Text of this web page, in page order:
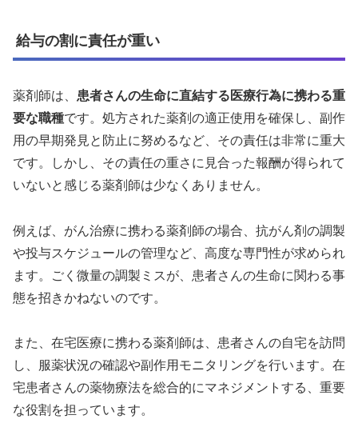
給与の割に責任が重い
薬剤師は、 患者さんの生命に直結する医療行為に携わる重
要な職種です。処方された薬剤の適正使用を確保し、副作
用の早期発見と防止に努めるなど、その責任は非常に重大
です。しかし、その責任の重さに見合った報酬が得られて
いないと感じる薬剤師は少なくありません。
例えば、がん治療に携わる薬剤師の場合、抗がん剤の調製
や投与スケジュールの管理など、高度な専門性が求められ
ます。ごく微量の調製ミスが、患者さんの生命に関わる事
態を招きかねないのです。
また、在宅医療に携わる薬剤師は、患者さんの自宅を訪問
し、服薬状況の確認や副作用モニタリングを行います。在
宅患者さんの薬物療法を総合的にマネジメントする、重要
な役割を担っています。